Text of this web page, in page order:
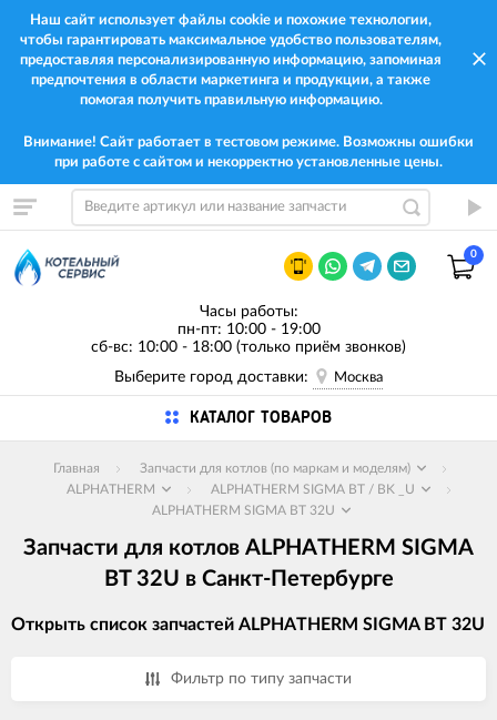
Наш сайт использует файлы cookie и похожие технологии,
чтобы гарантировать максимальное удобство пользователям,
предоставляя персонализированную информацию, запоминая
предпочтения в области маркетинга и продукции, а также
помогая получить правильную информацию.
Внимание! Сайт работает в тестовом режиме. Возможны ошибки
при работе с сайтом и некорректно установленные цены.
0
Часы работы:
пн-пт: 10:00 - 19:00
сб-вс: 10:00 - 18:00 (только приём звонков)
Выберите город доставки:
Москва
КАТАЛОГ ТОВАРОВ
Главная
Запчасти для котлов (по маркам и моделям)
ALPHATHERM
ALPHATHERM SIGMA BT / BK _U
ALPHATHERM SIGMA BT 32U
Запчасти для котлов ALPHATHERM SIGMA
BT 32U в Санкт-Петербурге
Открыть список запчастей ALPHATHERM SIGMA BT 32U
Фильтр по типу запчасти